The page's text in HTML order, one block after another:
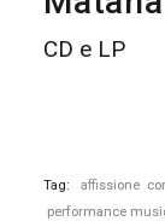
CD e LP
Tag: affissione
performance